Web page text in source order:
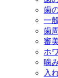
歯
一
歯
審
ホ
噛
入